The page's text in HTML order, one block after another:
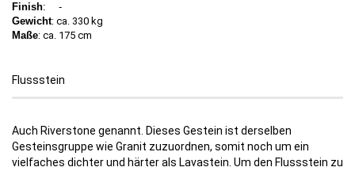
Finish: -
Gewicht: ca. 330 kg
Maße: ca. 175 cm
Flussstein
Auch Riverstone genannt. Dieses Gestein ist derselben
Gesteinsgruppe wie Granit zuzuordnen, somit noch um ein
vielfaches dichter und härter als Lavastein. Um den Flussstein zu